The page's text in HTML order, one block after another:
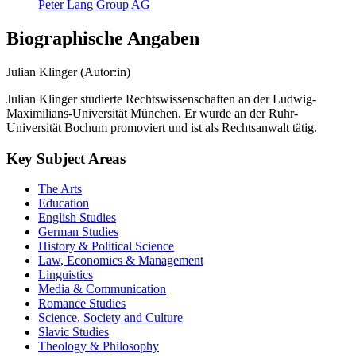
Peter Lang Group AG
Biographische Angaben
Julian Klinger (Autor:in)
Julian Klinger studierte Rechtswissenschaften an der Ludwig-
Maximilians-Universität München. Er wurde an der Ruhr-
Universität Bochum promoviert und ist als Rechtsanwalt tätig.
Key Subject Areas
The Arts
Education
English Studies
German Studies
History & Political Science
Law, Economics & Management
Linguistics
Media & Communication
Romance Studies
Science, Society and Culture
Slavic Studies
Theology & Philosophy